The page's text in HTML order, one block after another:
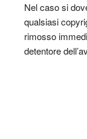
Nel caso si
qualsiasi
rimosso
detentore